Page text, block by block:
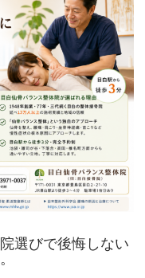
選びで後悔しない